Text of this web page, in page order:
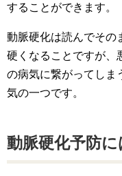
することができます。
動脈硬化は読んでその
硬くなることですが、
の病気に繋がってしま
気の一つです。
動脈硬化予防